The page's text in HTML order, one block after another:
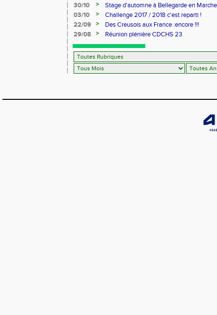
30/10
>
Stage d'automne à Bellegarde en Marche
03/10
>
Challenge 2017 / 2018 c'est reparti !
22/09
>
Des Creusois aux France :encore !!!
29/08
> Réunion plénière CDCHS 23